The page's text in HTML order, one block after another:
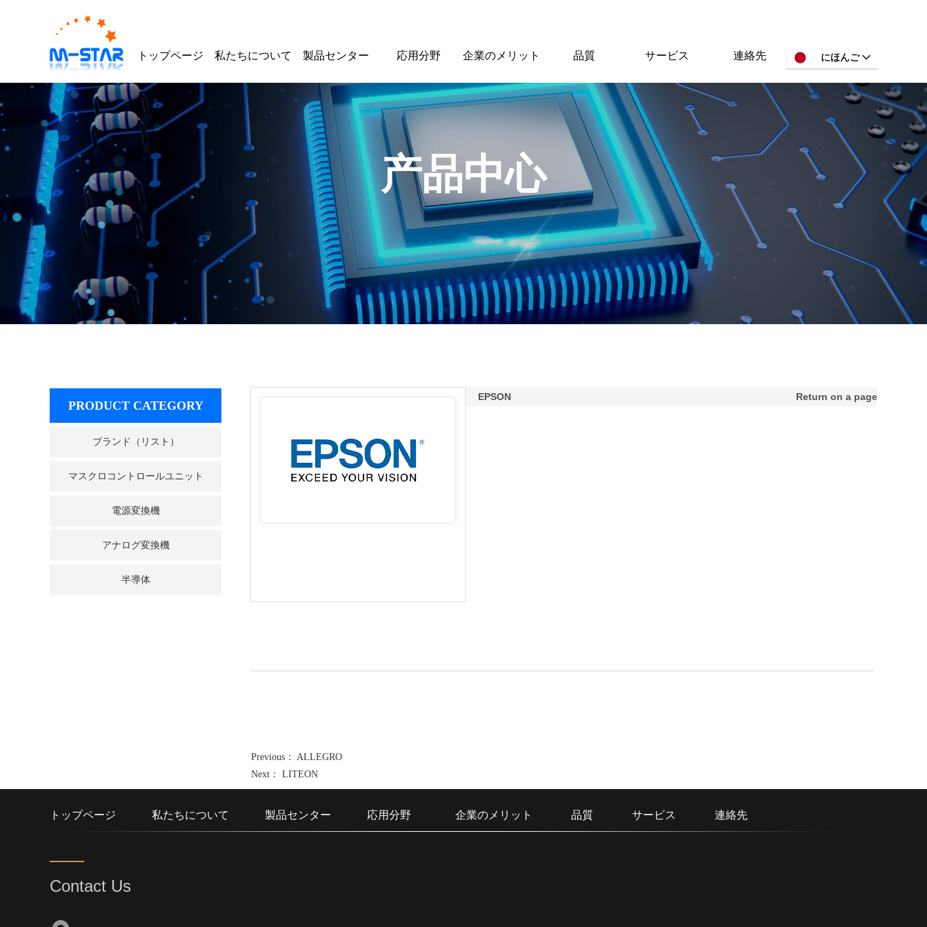
トップページ 私たちについて 製品センター 応用分野 企業のメリット 品質 サービス 連絡先 にほんご
EPSON Return on a page
Previous： ALLEGRO
Next： LITEON
PRODUCT CATEGORY
ブランド（リスト）
マスクロコントロールユニット
電源変換機
アナログ変換機
半導体
产品中心
Contact Us
トップページ 私たちについて 製品センター 応用分野 企業のメリット 品質 サービス 連絡先